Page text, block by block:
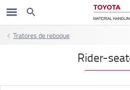
Tratores de reboque
Rider-